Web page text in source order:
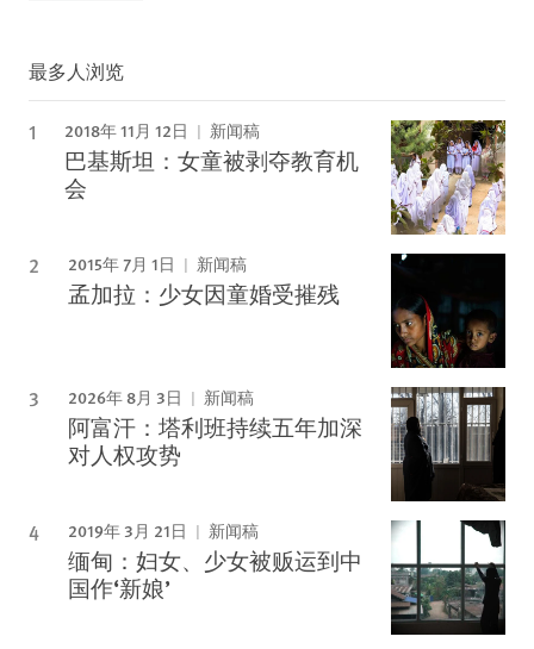
最多人浏览
2018年 11月 12日 新闻稿
巴基斯坦：女童被剥夺教育机
会
2015年 7月 1日 新闻稿
孟加拉：少女因童婚受摧残
2026年 8月 3日 新闻稿
阿富汗：塔利班持续五年加深
对人权攻势
2019年 3月 21日 新闻稿
缅甸：妇女、少女被贩运到中
国作‘新娘’